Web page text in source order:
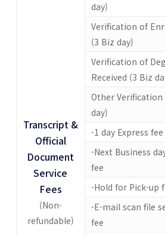
Transcript &
Official
Document
Service
Fees
(Non-
refundable)
day)
Verification of
(3 Biz day)
Verification of
Received (3 Biz
Other Verification
day)
-1 day Express fee
-Next Business
fee
-Hold for Pick-up
-E-mail scan file
fee